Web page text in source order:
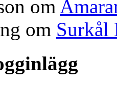
om
om Surkål